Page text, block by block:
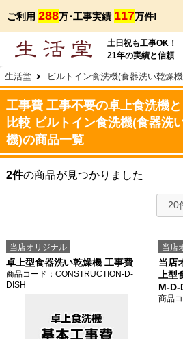
ご利用 288万･工事実績 117万件!
土日祝も工事OK！
21年の実績と信頼
生活堂 ビルトイン食洗機(食器洗い乾燥
工事費 工事不要の卓上食洗機
比較 ビルトイン食洗機(食器洗
機)の商品一覧
2件の商品が見つかりました
当店オリジナル
卓上型食器洗い乾燥機 工事費
商品コード ：CONSTRUCTION-D-
DISH
当店
当店
上
M-D-
商品